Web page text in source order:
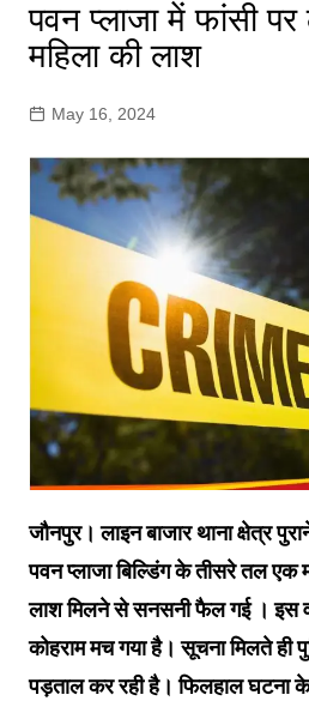
पवन प्लाजा में फांसी
महिला की लाश
May 16, 2024
जौनपुर। लाइन बाजार थाना क्षेत्र
पवन प्लाजा बिल्डिंग के तीसरे तल एक
लाश मिलने से सनसनी फैल गई । इस
कोहराम मच गया है। सूचना मिलते
पड़ताल कर रही है। फिलहाल घटना